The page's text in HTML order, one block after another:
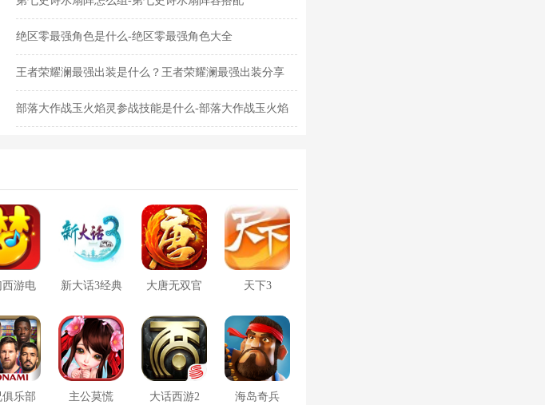
绝区零最强角色是什么-绝区零最强角色大全
王者荣耀澜最强出装是什么？王者荣耀澜最强出装分享
部落大作战玉火焰灵参战技能是什么-部落大作战玉火焰
西游电 新大话3经典 大唐无双官 天下3
俱乐部 主公莫慌 大话西游2 海岛奇兵